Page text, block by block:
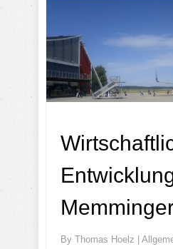
By Thomas Hoelz